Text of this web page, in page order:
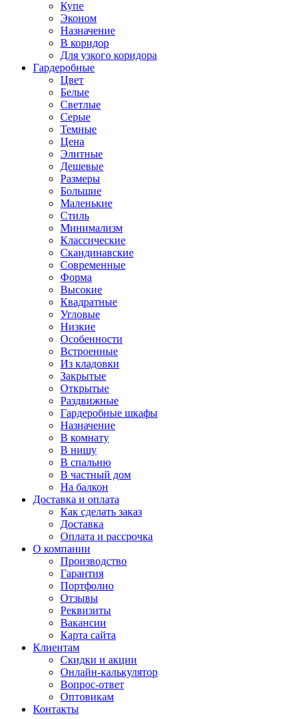
Купе
Эконом
Назначение
В коридор
Для узкого коридора
Гардеробные
Цвет
Белые
Светлые
Серые
Темные
Цена
Элитные
Дешевые
Размеры
Большие
Маленькие
Стиль
Минимализм
Классические
Скандинавские
Современные
Форма
Высокие
Квадратные
Угловые
Низкие
Особенности
Встроенные
Из кладовки
Закрытые
Открытые
Раздвижные
Гардеробные шкафы
Назначение
В комнату
В нишу
В спальню
В частный дом
На балкон
Доставка и оплата
Как сделать заказ
Доставка
Оплата и рассрочка
О компании
Производство
Гарантия
Портфолио
Отзывы
Реквизиты
Вакансии
Карта сайта
Клиентам
Скидки и акции
Онлайн-калькулятор
Вопрос-ответ
Оптовикам
Контакты